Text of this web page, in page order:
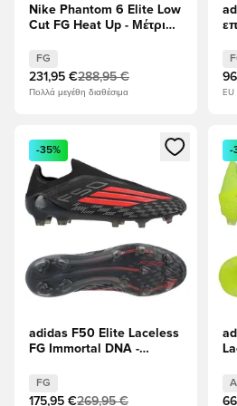
Nike Phantom 6 Elite Low
Cut FG Heat Up - Μέτρια
μαύρο
FG
231,95 €288,95 €
Πολλά μεγέθη διαθέσιμα
-
Ανοίγει ένα Modal για να
-35%
adidas F50 Elite Laceless
FG Immortal DNA -
FG
175,95 €269,95 €
-